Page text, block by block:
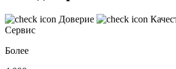
Доверие
Сервис
Более